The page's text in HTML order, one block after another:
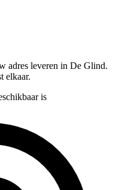
adres leveren in De Glind.
elkaar.
is